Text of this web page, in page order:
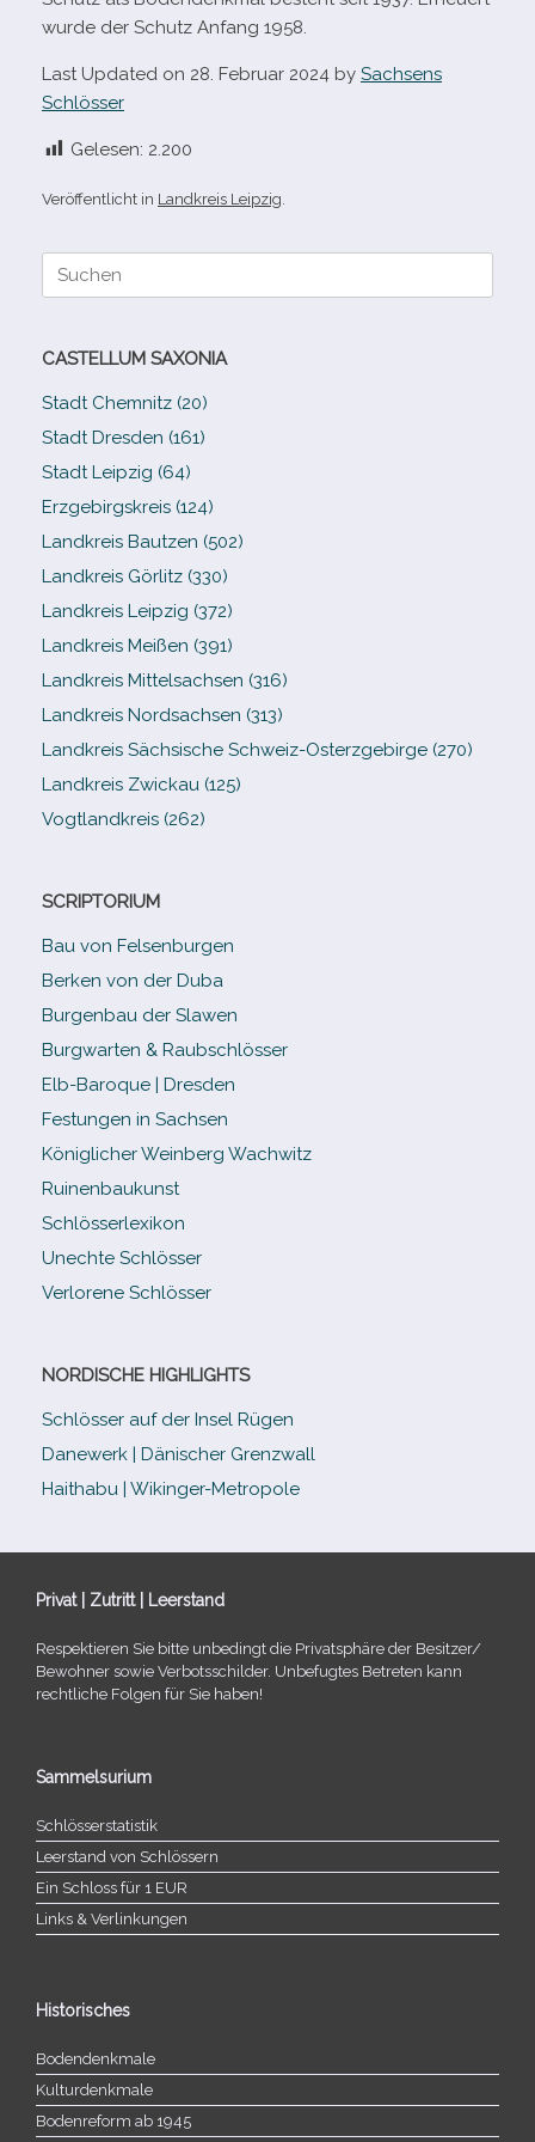
wurde der Schutz Anfang 1958.
Last Updated on 28. Februar 2024 by Sachsens
Schlösser
Gelesen: 2.200
Veröffentlicht in Landkreis Leipzig
Suche
CASTELLUM SAXONIA
Stadt Chemnitz (20)
Stadt Dresden (161)
Stadt Leipzig (64)
Erzgebirgskreis (124)
Landkreis Bautzen (502)
Landkreis Görlitz (330)
Landkreis Leipzig (372)
Landkreis Meißen (391)
Landkreis Mittelsachsen (316)
Landkreis Nordsachsen (313)
Landkreis Sächsische Schweiz-​Osterzgebirge (270)
Landkreis Zwickau (125)
Vogtlandkreis (262)
SCRIPTORIUM
Bau von Felsenburgen
Berken von der Duba
Burgenbau der Slawen
Burgwarten & Raubschlösser
Elb-​Baroque | Dresden
Festungen in Sachsen
Königlicher Weinberg Wachwitz
Ruinenbaukunst
Schlösserlexikon
Unechte Schlösser
Verlorene Schlösser
NORDISCHE HIGHLIGHTS
Schlösser auf der Insel Rügen
Danewerk | Dänischer Grenzwall
Haithabu | Wikinger-Metropole
Privat | Zutritt | Leerstand
Respektieren Sie bitte unbe­dingt die Privatsphäre der Besitzer/​
Bewohner sowie Verbotsschilder. Unbefugtes Betreten kann
recht­li­che Folgen für Sie haben!
Sammelsurium
Schlösserstatistik
Leerstand von Schlössern
Ein Schloss für 1 EUR
Links & Verlinkungen
Historisches
Bodendenkmale
Kulturdenkmale
Bodenreform ab 1945